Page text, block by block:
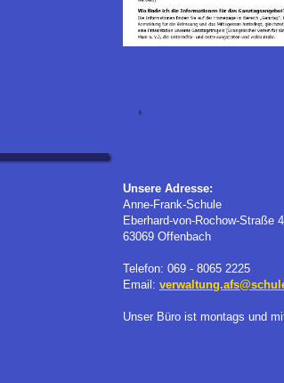
Unsere Adresse:
Anne-Frank-Schule
Eberhard-von-Rochow-Straße
63069 Offenbach
Telefon: 069 - 8065 2225
Email:
Unser Büro ist montags und